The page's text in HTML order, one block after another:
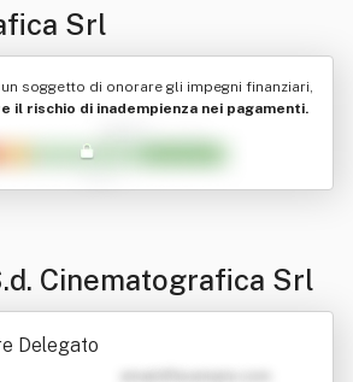
Srl
soggetto di onorare gli impegni finanziari,
il rischio di inadempienza nei pagamenti.
Cinematografica Srl
Delegato